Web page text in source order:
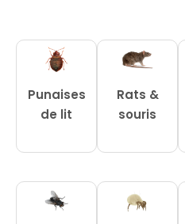
Punaises
de lit
Rats &
souris